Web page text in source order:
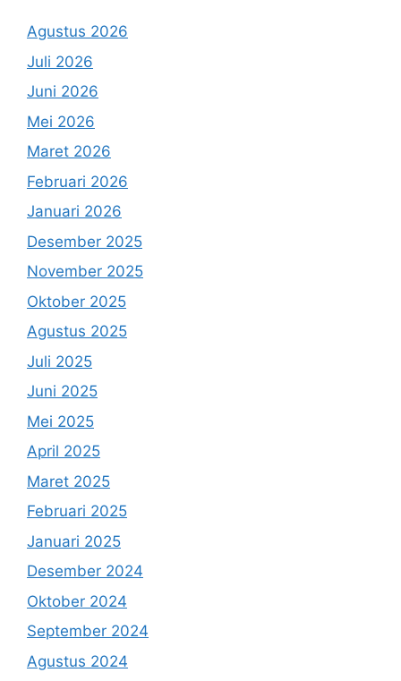
Agustus 2026
Juli 2026
Juni 2026
Mei 2026
Maret 2026
Februari 2026
Januari 2026
Desember 2025
November 2025
Oktober 2025
Agustus 2025
Juli 2025
Juni 2025
Mei 2025
April 2025
Maret 2025
Februari 2025
Januari 2025
Desember 2024
Oktober 2024
September 2024
Agustus 2024